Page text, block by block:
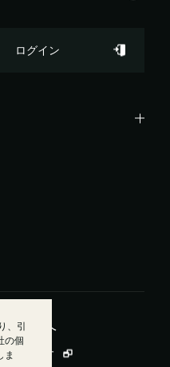
、引
の個
ま
ログイン
管理会社様へ
報保護方針